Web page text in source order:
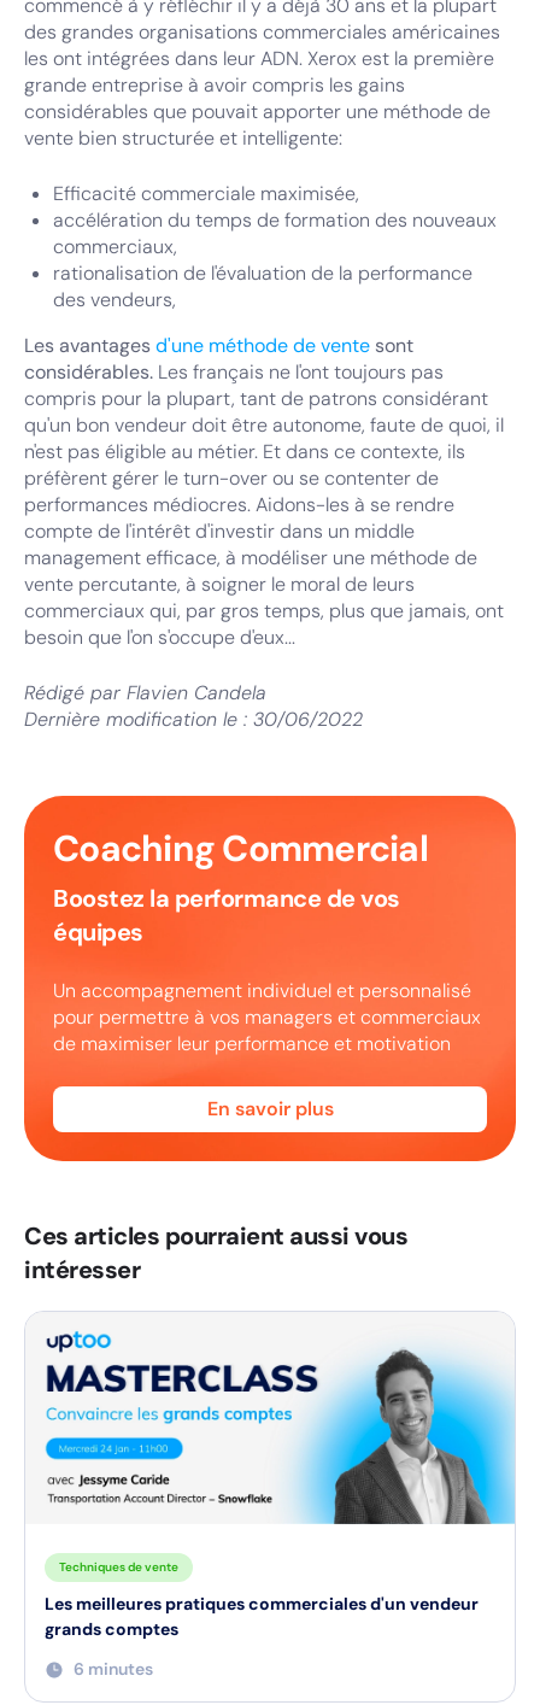
commencé à y réfléchir il y a déjà 30 ans et la plupart
des grandes organisations commerciales américaines
les ont intégrées dans leur ADN. Xerox est la première
grande entreprise à avoir compris les gains
considérables que pouvait apporter une méthode de
vente bien structurée et intelligente:
Efficacité commerciale maximisée,
accélération du temps de formation des nouveaux
commerciaux,
rationalisation de l'évaluation de la performance
des vendeurs,
Les avantagesd'une méthode de vente sont
considérables. Les français ne l'ont toujours pas
compris pour la plupart, tant de patrons considérant
qu'un bon vendeur doit être autonome, faute de quoi, il
n'est pas éligible au métier. Et dans ce contexte, ils
préfèrent gérer le turn-over ou se contenter de
performances médiocres. Aidons-les à se rendre
compte de l'intérêt d'investir dans un middle
management efficace, à modéliser une méthode de
vente percutante, à soigner le moral de leurs
commerciaux qui, par gros temps, plus que jamais, ont
besoin que l'on s'occupe d'eux...
Rédigé par Flavien Candela
Dernière modification le : 30/06/2022
Coaching Commercial
Boostez la performance de vos
équipes
Un accompagnement individuel et personnalisé
pour permettre à vos managers et commerciaux
de maximiser leur performance et motivation
En savoir plus
Ces articles pourraient aussi vous
intéresser
Techniques de vente
Les meilleures pratiques commerciales d'un vendeur
grands comptes
6 minutes